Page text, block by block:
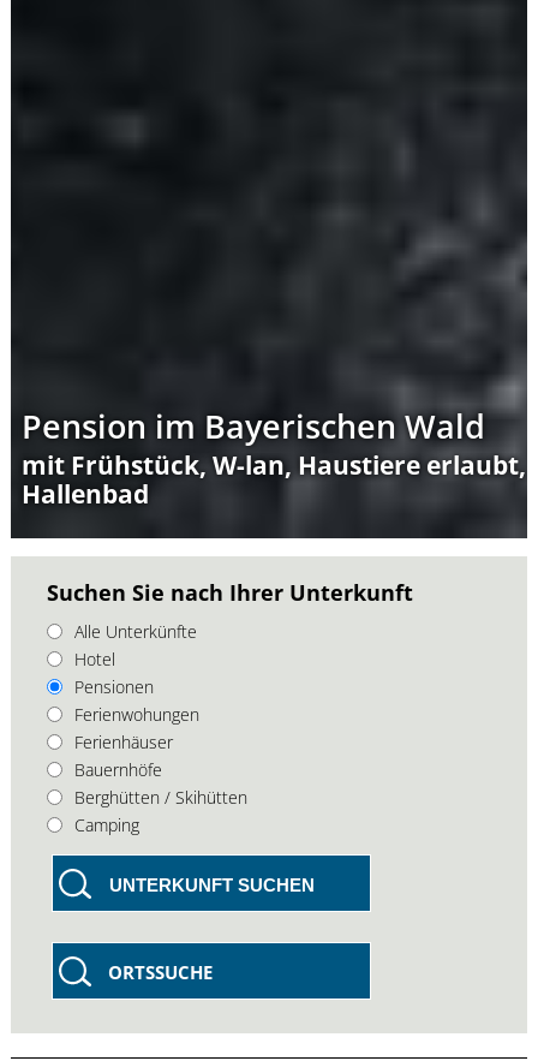
Pension im Bayerischen Wald
mit Frühstück, W-lan, Haustiere erlaubt,
Hallenbad
Suchen Sie nach Ihrer Unterkunft
Alle Unterkünfte
Hotel
Pensionen
Ferienwohungen
Ferienhäuser
Bauernhöfe
Berghütten / Skihütten
Camping
UNTERKUNFT SUCHEN
ORTSSUCHE